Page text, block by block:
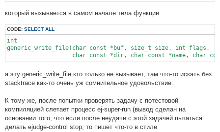
который вызывается в самом начале тела функции
CODE: SELECT ALL
int
generic_write_file(char const *buf, size_t size, int flags,
char const *dir, char const *name, char
а эту generic_write_file кто только не вызывает, там что-то искать без
stacktrace как-то очень уж сомнительное удовольствие.
К тому же, после попытки проверять задачу с потестовой
компиляцией слетает процесс ej-super-run (вывод сделан на
основании того, что если после неудачи с этой задачей пытаться
делать ejudge-control stop, то пишет что-то в стиле